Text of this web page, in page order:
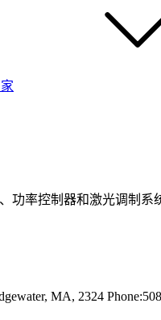
功率控制器和激光调制系
MA, 2324